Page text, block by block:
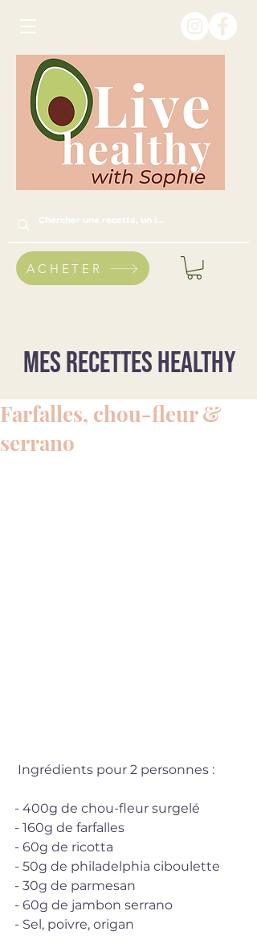
ACHETER
Mes recettes healthy
Farfalles, chou-fleur &
serrano
Ingrédients pour 2 personnes :
- 400g de chou-fleur surgelé
- 160g de farfalles
- 60g de ricotta
- 50g de philadelphia ciboulette
- 30g de parmesan
- 60g de jambon serrano
- Sel, poivre, origan